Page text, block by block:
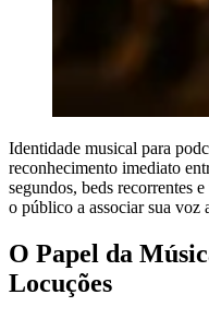
Identidade musical para
reconhecimento imediato
segundos, beds recorrentes
o público a associar sua voz
O Papel da
Locuções